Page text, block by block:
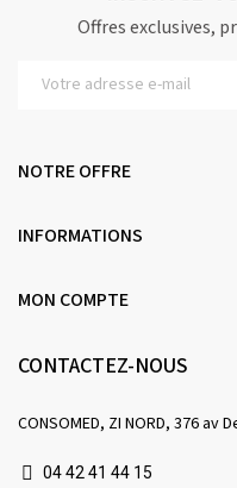
Offres exclusives,
NOTRE OFFRE
INFORMATIONS
MON COMPTE
CONTACTEZ-NOUS
CONSOMED, ZI NORD, 376 av
04 42 41 44 15